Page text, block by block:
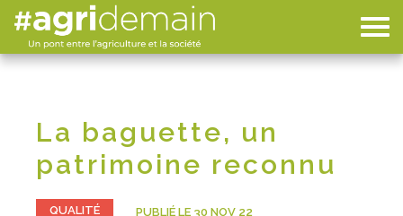
La baguette, un
patrimoine reconnu
QUALITÉ PUBLIÉ LE 30 NOV 22